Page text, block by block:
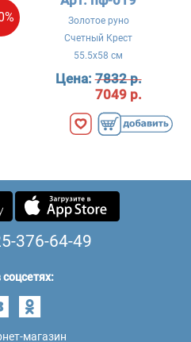
Золотое руно
Счетный Крест
55.5x58 см
Цена:7832 р.
7049 р.
376-64-49
магазин